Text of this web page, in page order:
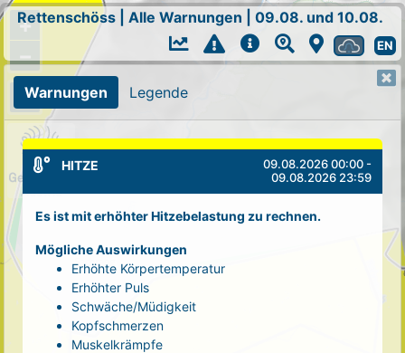
+
−
Rettenschöss Alle Warnungen 09.08. und 10.08.
EN
Warnungen Legende
HITZE
09.08.2026 00:00 -
09.08.2026 23:59
Es ist mit erhöhter Hitzebelastung zu rechnen.
Mögliche Auswirkungen
Erhöhte Körpertemperatur
Erhöhter Puls
Schwäche/Müdigkeit
Kopfschmerzen
Muskelkrämpfe